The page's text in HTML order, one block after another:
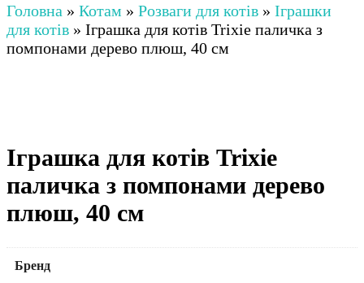
аксесуари та догляд за тваринами. Доставка по
Україні
Головна » Котам » Розваги для котів » Іграшки
для котів » Іграшка для котів Trixie паличка з
помпонами дерево плюш, 40 см
Іграшка для котів Trixie
паличка з помпонами дерево
плюш, 40 см
Бренд